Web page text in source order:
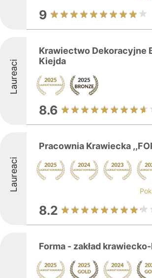
9
Laureaci
Krawiectwo Dekoracyjne
Kiejda
8.6
Laureaci
Pracownia Krawiecka
8.2
Forma - zakład